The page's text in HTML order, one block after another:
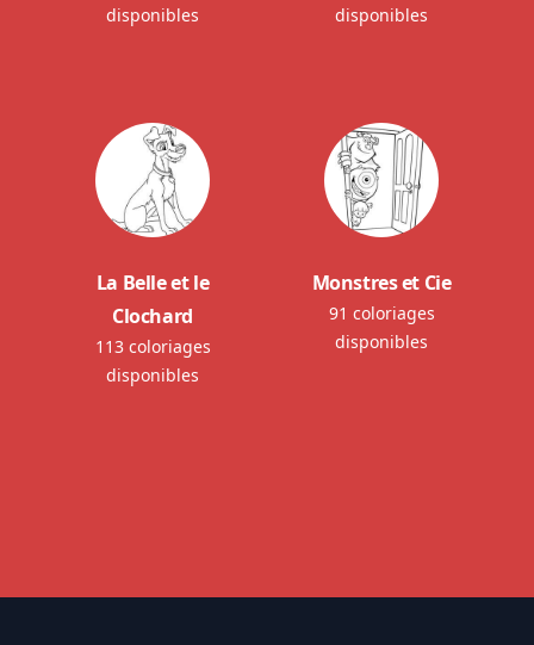
disponibles
disponibles
La Belle et le
Clochard
113 coloriages
disponibles
Monstres et Cie
91 coloriages
disponibles